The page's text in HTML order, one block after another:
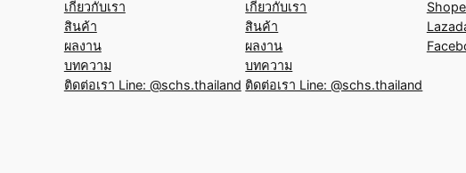
เกี่ยวกับเรา
สินค้า
ผลงาน
บทความ
ติดต่อเรา Line: @schs.thailand
เกี่ยวกับเรา
สินค้า
ผลงาน
บทความ
ติดต่อเรา Line: @schs.thailand